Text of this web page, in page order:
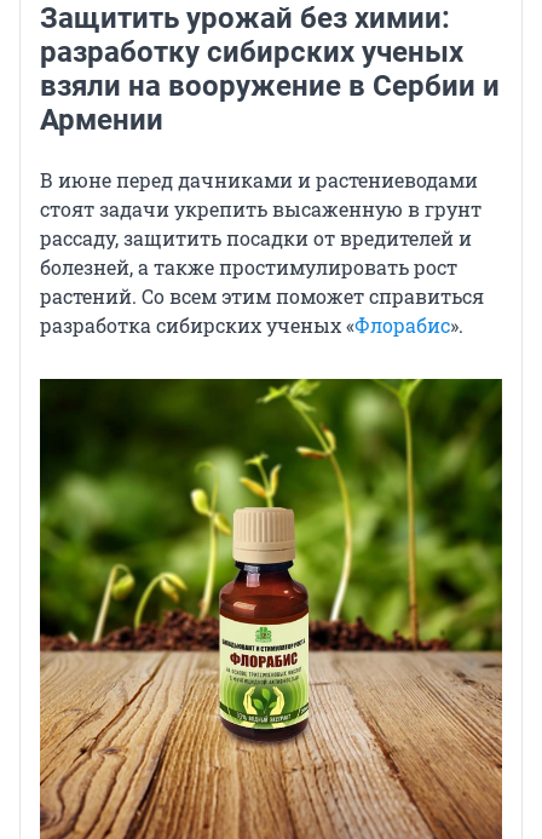
Защитить урожай без химии:
разработку сибирских ученых
взяли на вооружение в Сербии и
Армении
В июне перед дачниками и растениеводами
стоят задачи укрепить высаженную в грунт
рассаду, защитить посадки от вредителей и
болезней, а также простимулировать рост
растений. Со всем этим поможет справиться
разработка сибирских ученых «Флорабис».